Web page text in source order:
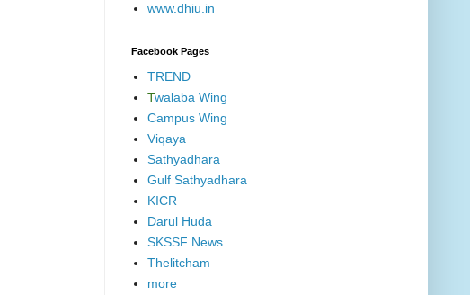
www.dhiu.in
Facebook Pages
TREND
Twalaba Wing
Campus Wing
Viqaya
Sathyadhara
Gulf Sathyadhara
KICR
Darul Huda
SKSSF News
Thelitcham
more